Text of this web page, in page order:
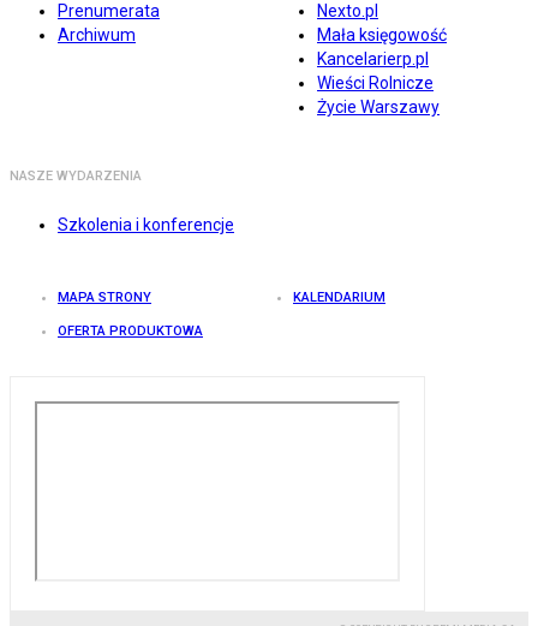
Prenumerata
Archiwum
Nexto.pl
Mała księgowość
Kancelarierp.pl
Wieści Rolnicze
Życie Warszawy
NASZE WYDARZENIA
Szkolenia i konferencje
MAPA STRONY KALENDARIUM
OFERTA PRODUKTOWA